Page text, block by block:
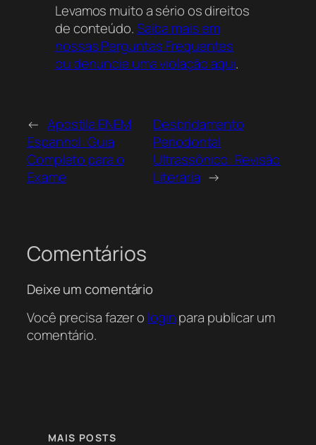
Levamos muito a sério os direitos
de conteúdo.Saiba mais em
nossas Perguntas Frequentes
ou denuncie uma violação aqui.
← Apostila ENEM
Espanhol: Guia
Completo para o
Exame
Desbridamento
Periodontal
Ultrassônico: Revisão
Literária →
Comentários
Deixe um comentário
Você precisa fazer o loginpara publicar um
comentário.
MAIS POSTS